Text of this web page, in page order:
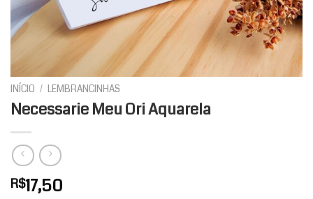
INÍCIO / LEMBRANCINHAS
Necessarie Meu Ori Aquarela
R$17,50